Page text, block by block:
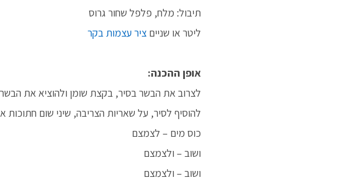
תיבול: מלח, פלפל שחור גרוס
ליטר או שניים ציר עצמות בקר
אופן ההכנה:
לצרוב את הבשר בסיר, בקצת שומן ולהוציא את
להוסיף לסיר, על שאריות הצריבה, שיני שום
כוס מים – לצמצם
ושוב – ולצמצם
ושוב – ולצמצם